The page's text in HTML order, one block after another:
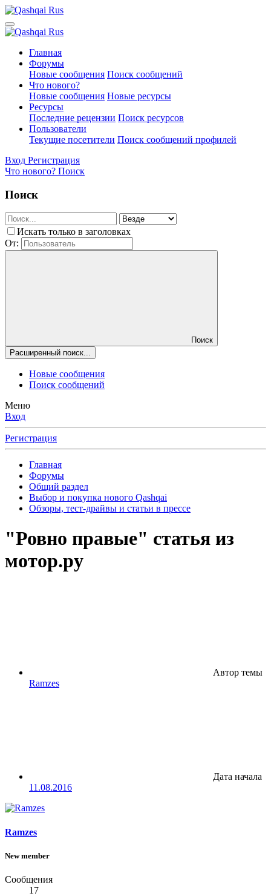
Главная
Форумы
Новые сообщения Поиск сообщений
Что нового?
Новые сообщения Новые ресурсы
Ресурсы
Последние рецензии Поиск ресурсов
Пользователи
Текущие посетители Поиск сообщений профилей
Вход Регистрация
Что нового? Поиск
Поиск
Искать только в заголовках
От:
Поиск
Расширенный поиск...
Новые сообщения
Поиск сообщений
Меню
Вход
Регистрация
Главная
Форумы
Общий раздел
Выбор и покупка нового Qashqai
Обзоры, тест-драйвы и статьи в прессе
"Ровно правые" статья из
мотор.ру
Автор темы
Ramzes
Дата начала
11.08.2016
Ramzes
New member
Сообщения
17